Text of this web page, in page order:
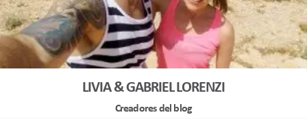
LIVIA & GABRIEL LORENZI
Creadores del blog